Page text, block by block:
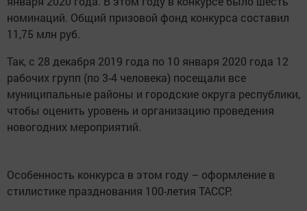
номинаций. Общий призовой фонд конкурса составил
11,75 млн руб.
Так, с 28 декабря 2019 года по 10 января 2020 года 12
рабочих групп (по 3-4 человека) посещали все
муниципальные районы и городские округа республики,
чтобы оценить уровень и организацию проведения
новогодних мероприятий.
Особенность конкурса в этом году – оформление в
стилистике празднования 100-летия ТАССР.